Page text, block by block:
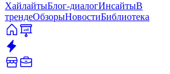
ХайлайтыБлог-диалогИнсайтыВ
трендеОбзорыНовостиБиблиотека